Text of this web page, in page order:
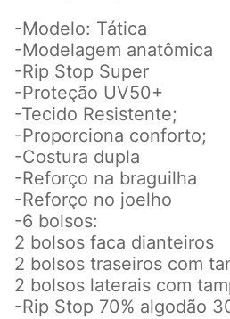
-Modelo: Tática
-Modelagem anatômica
-Rip Stop Super
-Proteção UV50+
-Tecido Resistente;
-Proporciona conforto;
-Costura dupla
-Reforço na braguilha
-Reforço no joelho
-6 bolsos:
2 bolsos faca dianteiros
2 bolsos traseiros com
2 bolsos laterais com
-Rip Stop 70% algodão